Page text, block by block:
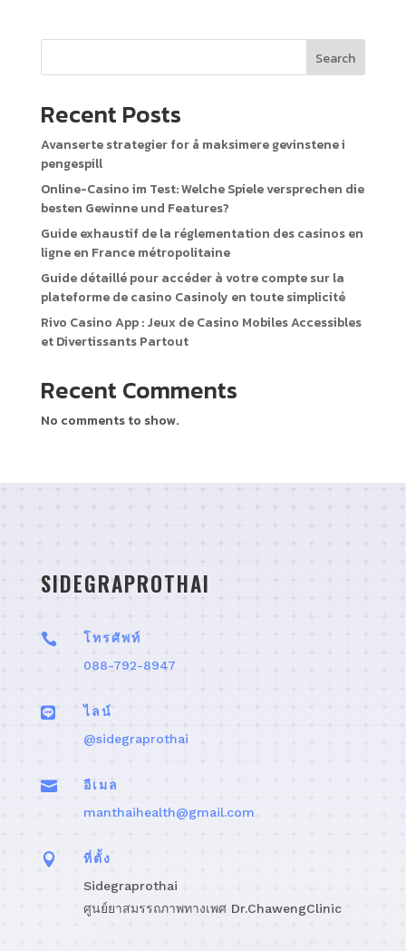
Search
Recent Posts
Avanserte strategier for å maksimere gevinstene i
pengespill
Online-Casino im Test: Welche Spiele versprechen die
besten Gewinne und Features?
Guide exhaustif de la réglementation des casinos en
ligne en France métropolitaine
Guide détaillé pour accéder à votre compte sur la
plateforme de casino Casinoly en toute simplicité
Rivo Casino App : Jeux de Casino Mobiles Accessibles
et Divertissants Partout
Recent Comments
No comments to show.
SIDEGRAPROTHAI

โทรศัพท์
088-792-8947

ไลน์
@sidegraprothai

อีเมล
manthaihealth@gmail.com

ที่ตั้ง
Sidegraprothai
ศูนย์ยาสมรรถภาพทางเพศ Dr.ChawengClinic